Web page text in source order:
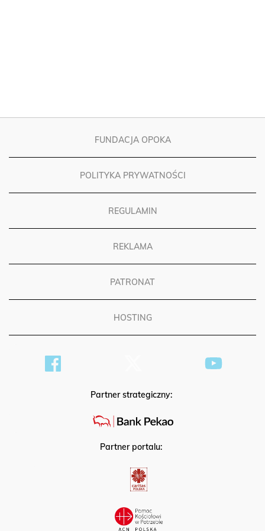
FUNDACJA OPOKA
POLITYKA PRYWATNOŚCI
REGULAMIN
REKLAMA
PATRONAT
HOSTING
Partner strategiczny:
Partner portalu: